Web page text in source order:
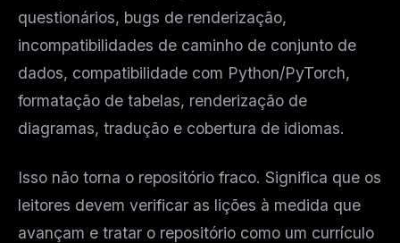
questionários, bugs de renderização,
incompatibilidades de caminho de conjunto de
dados, compatibilidade com Python/PyTorch,
formatação de tabelas, renderização de
diagramas, tradução e cobertura de idiomas.
Isso não torna o repositório fraco. Significa que os
leitores devem verificar as lições à medida que
avançam e tratar o repositório como um currículo